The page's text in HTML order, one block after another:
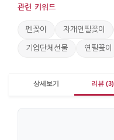
관련 키워드
펜꽂이 자개연필꽂이
기업단체선물 연필꽂이
상세보기 리뷰 (3)